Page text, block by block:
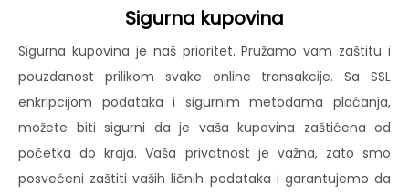
Sigurna kupovina
Sigurna kupovina je naš prioritet. Pružamo vam zaštitu i
pouzdanost prilikom svake online transakcije. Sa SSL
enkripcijom podataka i sigurnim metodama plaćanja,
možete biti sigurni da je vaša kupovina zaštićena od
početka do kraja. Vaša privatnost je važna, zato smo
posvećeni zaštiti vaših ličnih podataka i garantujemo da